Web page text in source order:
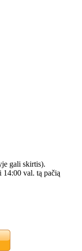
gali skirtis).
14:00 val. tą pačią